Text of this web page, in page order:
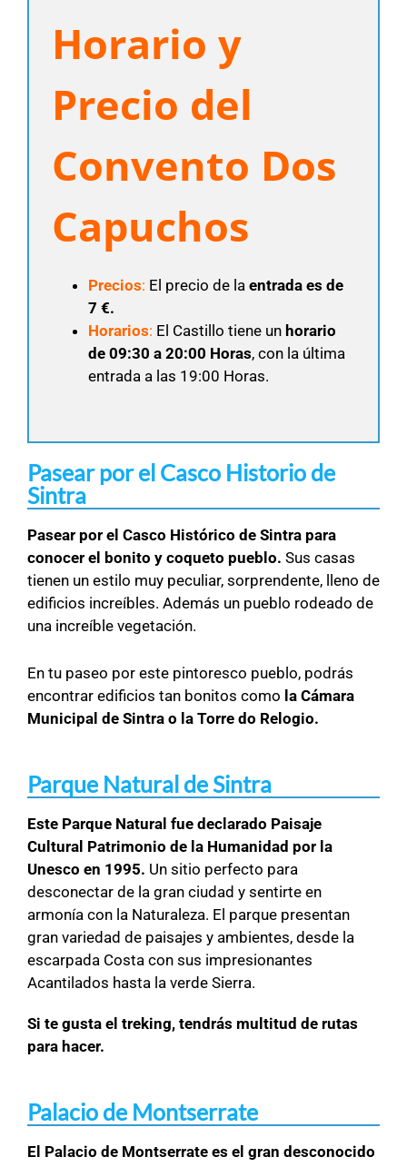
Horario y
Precio del
Convento Dos
Capuchos
Precios: El precio de la entrada es de
7 €.
Horarios: El Castillo tiene un horario
de 09:30 a 20:00 Horas, con la última
entrada a las 19:00 Horas.
Pasear por el Casco Historio de
Sintra
Pasear por el Casco Histórico de Sintra para
conocer el bonito y coqueto pueblo. Sus casas
tienen un estilo muy peculiar, sorprendente, lleno de
edificios increíbles. Además un pueblo rodeado de
una increíble vegetación.
En tu paseo por este pintoresco pueblo, podrás
encontrar edificios tan bonitos como la Cámara
Municipal de Sintra o la Torre do Relogio.
Parque Natural de Sintra
Este Parque Natural fue declarado Paisaje
Cultural Patrimonio de la Humanidad por la
Unesco en 1995. Un sitio perfecto para
desconectar de la gran ciudad y sentirte en
armonía con la Naturaleza. El parque presentan
gran variedad de paisajes y ambientes, desde la
escarpada Costa con sus impresionantes
Acantilados hasta la verde Sierra.
Si te gusta el treking, tendrás multitud de rutas
para hacer.
Palacio de Montserrate
El Palacio de Montserrate es el gran desconocido